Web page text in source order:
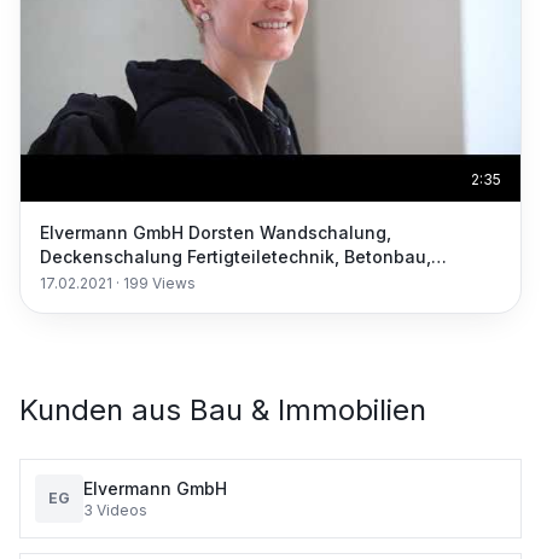
2:35
Elvermann GmbH Dorsten Wandschalung,
Deckenschalung Fertigteiletechnik, Betonbau,
Schaltechnik
17.02.2021 · 199 Views
Kunden aus Bau & Immobilien
EG Elvermann GmbH
3 Videos